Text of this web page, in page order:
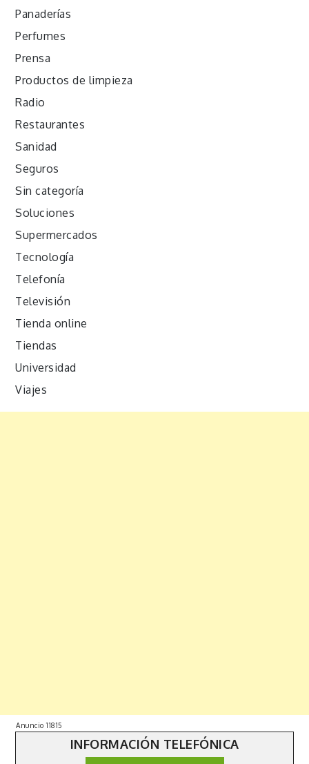
Panaderías
Perfumes
Prensa
Productos de limpieza
Radio
Restaurantes
Sanidad
Seguros
Sin categoría
Soluciones
Supermercados
Tecnología
Telefonía
Televisión
Tienda online
Tiendas
Universidad
Viajes
Anuncio 11815
INFORMACIÓN TELEFÓNICA